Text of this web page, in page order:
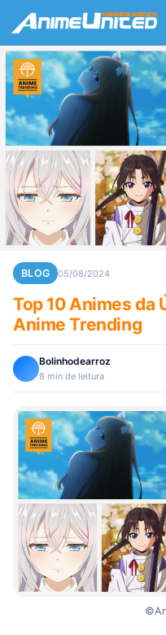
BLOG 05/08/2024
Top 10 Animes da
Anime Trending
Bolinhodearroz
8 min de leitura